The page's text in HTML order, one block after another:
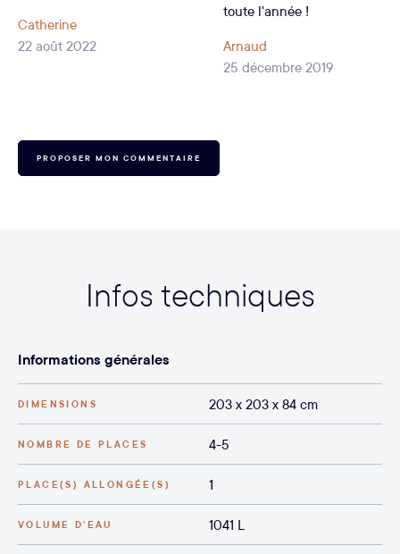
Catherine
22 août 2022
toute l'année !
Arnaud
25 décembre 2019
PROPOSER MON COMMENTAIRE
Infos techniques
Informations générales
DIMENSIONS 203 x 203 x 84 cm
NOMBRE DE PLACES 4-5
PLACE(S) ALLONGÉE(S) 1
VOLUME D’EAU 1041 L